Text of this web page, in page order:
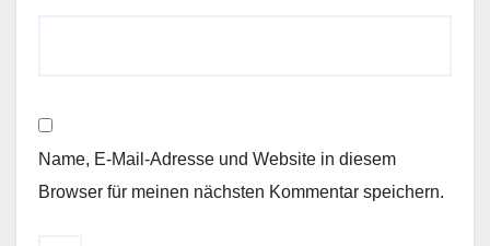
Name, E-Mail-Adresse und Website in diesem
Browser für meinen nächsten Kommentar speichern.